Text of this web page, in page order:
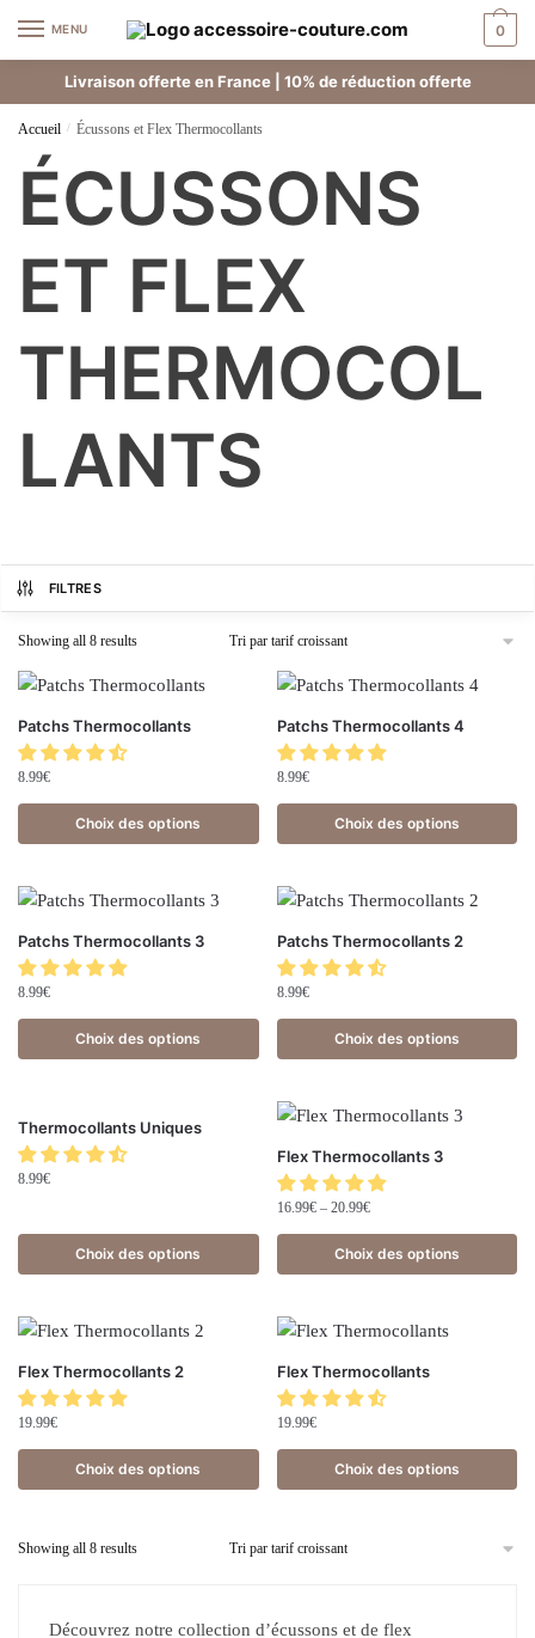
MENU 0
Livraison offerte en France | 10% de réduction offerte
Accueil / Écussons et Flex Thermocollants
ÉCUSSONS
ET FLEX
THERMOCOL
LANTS
FILTRES
Showing all 8 results
Patchs Thermocollants
8.99€
Choix des options
Patchs Thermocollants 4
8.99€
Choix des options
Patchs Thermocollants 3
8.99€
Choix des options
Patchs Thermocollants 2
8.99€
Choix des options
Thermocollants Uniques
8.99€
Choix des options
Flex Thermocollants 3
16.99€– 20.99€
Choix des options
Flex Thermocollants 2
19.99€
Choix des options
Flex Thermocollants
19.99€
Choix des options
Showing all 8 results
Découvrez notre collection d’écussons et de flex